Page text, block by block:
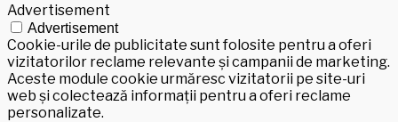
Advertisement
Advertisement
Cookie-urile de publicitate sunt folosite pentru a oferi
vizitatorilor reclame relevante și campanii de marketing.
Aceste module cookie urmăresc vizitatorii pe site-uri
web și colectează informații pentru a oferi reclame
personalizate.